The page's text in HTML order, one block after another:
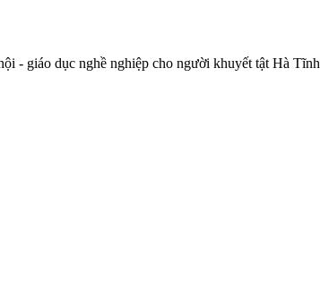
- giáo dục nghề nghiệp cho người khuyết tật Hà Tĩnh